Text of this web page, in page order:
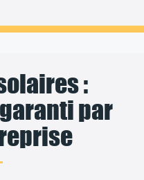
:
par